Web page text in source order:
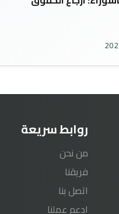
روابط سريعة
من نحن
فريقنا
اتصل بنا
ادعم عملنا